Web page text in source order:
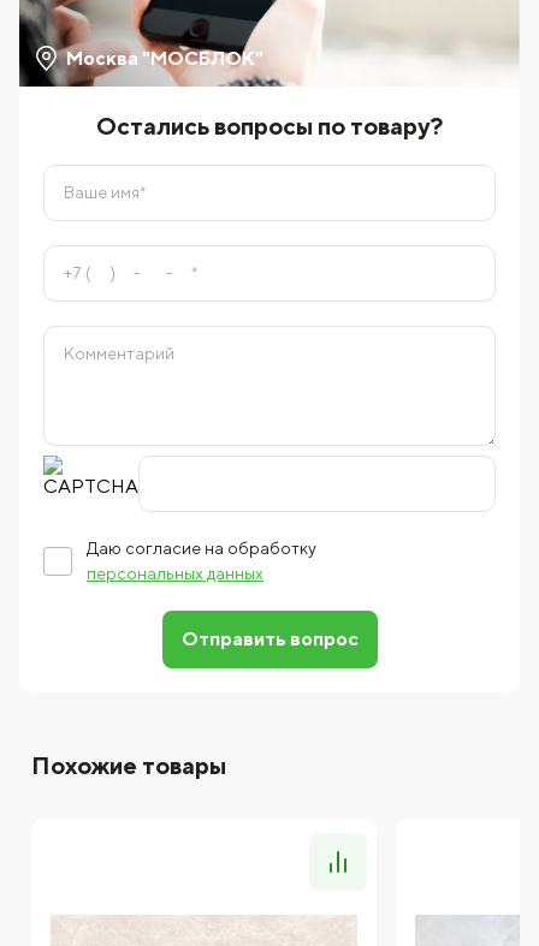
Москва "МОСБЛОК"
Остались вопросы по товару?
Даю согласие на обработку
персональных данных
Отправить вопрос
Похожие товары